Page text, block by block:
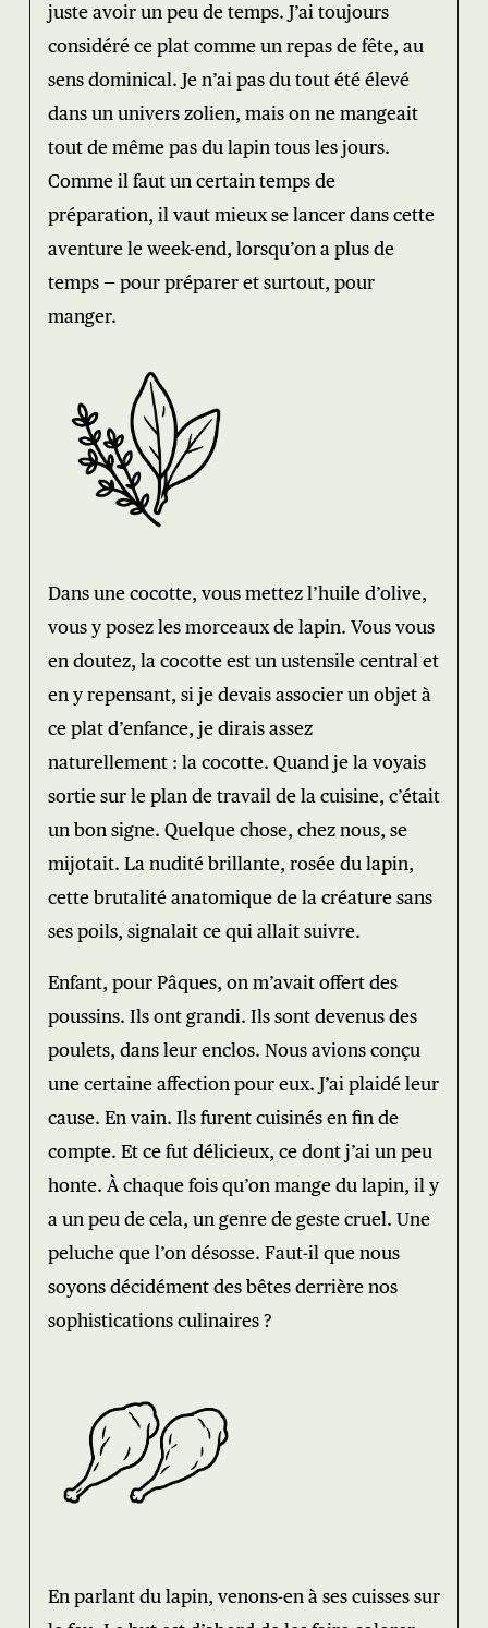
juste avoir un peu de temps. J’ai toujours
considéré ce plat comme un repas de fête, au
sens dominical. Je n’ai pas du tout été élevé
dans un univers zolien, mais on ne mangeait
tout de même pas du lapin tous les jours.
Comme il faut un certain temps de
préparation, il vaut mieux se lancer dans cette
aventure le week-end, lorsqu’on a plus de
temps — pour préparer et surtout, pour
manger.
Dans une cocotte, vous mettez l’huile d’olive,
vous y posez les morceaux de lapin. Vous vous
en doutez, la cocotte est un ustensile central et
en y repensant, si je devais associer un objet à
ce plat d’enfance, je dirais assez
naturellement : la cocotte. Quand je la voyais
sortie sur le plan de travail de la cuisine, c’était
un bon signe. Quelque chose, chez nous, se
mijotait. La nudité brillante, rosée du lapin,
cette brutalité anatomique de la créature sans
ses poils, signalait ce qui allait suivre.
Enfant, pour Pâques, on m’avait offert des
poussins. Ils ont grandi. Ils sont devenus des
poulets, dans leur enclos. Nous avions conçu
une certaine affection pour eux. J’ai plaidé leur
cause. En vain. Ils furent cuisinés en fin de
compte. Et ce fut délicieux, ce dont j’ai un peu
honte. À chaque fois qu’on mange du lapin, il y
a un peu de cela, un genre de geste cruel. Une
peluche que l’on désosse. Faut-il que nous
soyons décidément des bêtes derrière nos
sophistications culinaires ?
En parlant du lapin, venons-en à ses cuisses sur